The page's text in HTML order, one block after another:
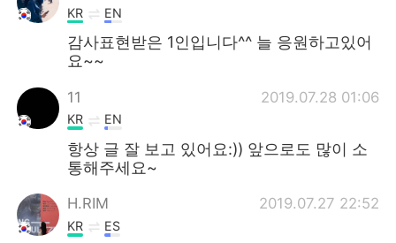
KR EN
감사표현받은 1인입니다^^ 늘 응원하고있어
요~~
11 2019.07.28 01:06
KR EN
항상 글 잘 보고 있어요:)) 앞으로도 많이 소
통해주세요~
H.RIM 2019.07.27 22:52
KR ES